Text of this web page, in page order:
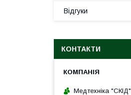
Відгуки
КОНТАКТИ
Медтехніка "СКІД"